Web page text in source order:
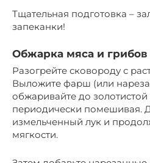
Тщательная подготовка –
запеканки!
Обжарка мяса и грибов
Разогрейте сковороду с
Выложите фарш (или
обжаривайте до
периодически помешивая.
измельченный лук и
мягкости.